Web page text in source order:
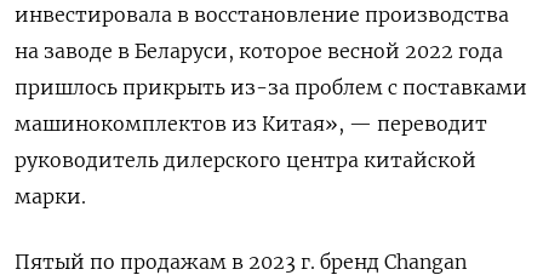
инвестировала в восстановление производства
на заводе в Беларуси, которое весной 2022 года
пришлось прикрыть из-за проблем с поставками
машинокомплектов из Китая», — переводит
руководитель дилерского центра китайской
марки.
Пятый по продажам в 2023 г. бренд Changan